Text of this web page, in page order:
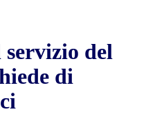
del
di